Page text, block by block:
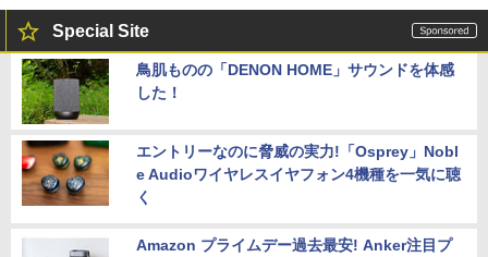
Special Site
鳥肌ものの「DENON HOME」サウンドを体感
した！
エントリーなのに脅威の実力!「Osprey」Nobl
e Audioワイヤレスイヤフォン4機種を一気に聴
く
Amazon プライムデー過去最安! Anker注目プ